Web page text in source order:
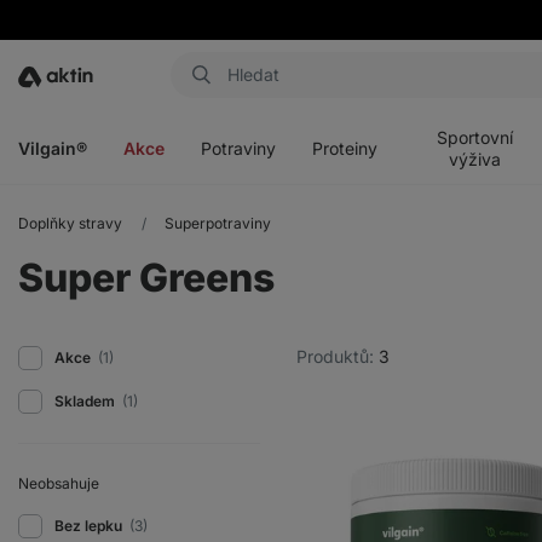
Aktin
Vilgain® Akce Potraviny Proteiny
Sportovní
výživa
Doplňky stravy Superpotraviny
Super Greens
Produktů: 3
Akce (1)
Skladem (1)
Neobsahuje
Bez lepku (3)